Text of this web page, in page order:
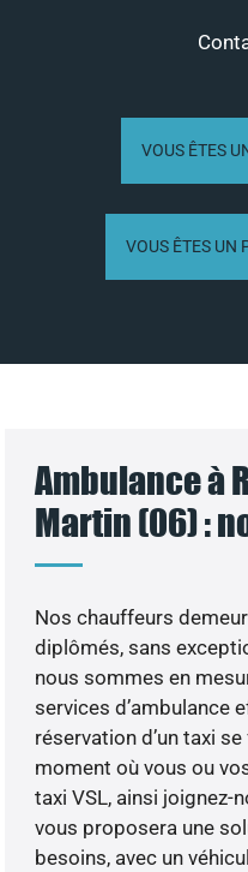
VOUS ÊTES
VOUS ÊTES UN
Ambulance à
Martin (06) :
Nos chauffeurs
diplômés, sans
nous sommes en
services d’ambulance
réservation d’un taxi
moment où vous ou
taxi VSL, ainsi joignez-
vous proposera une
besoins, avec un